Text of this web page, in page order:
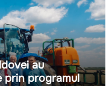
au
prin programul